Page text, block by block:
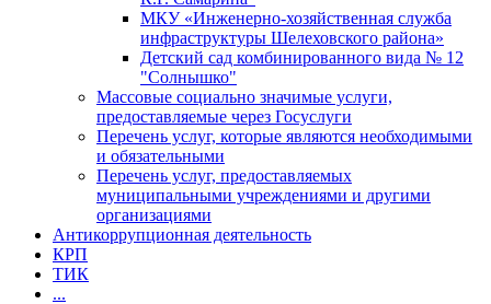
МКУ «Инженерно-хозяйственная служба
инфраструктуры Шелеховского района»
Детский сад комбинированного вида № 12
"Солнышко"
Массовые социально значимые услуги,
предоставляемые через Госуслуги
Перечень услуг, которые являются необходимыми
и обязательными
Перечень услуг, предоставляемых
муниципальными учреждениями и другими
организациями
Антикоррупционная деятельность
КРП
ТИК
...